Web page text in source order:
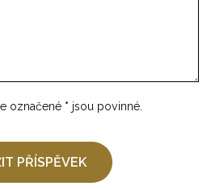
označené * jsou povinné.